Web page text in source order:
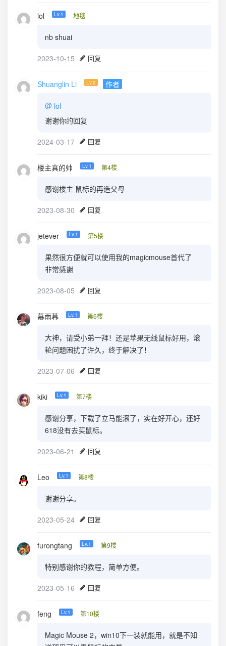
lol Lv.1 地毯
nb shuai
2023-10-15 回复
Shuanglin Li Lv.2 作者
@ lol
谢谢你的回复
2024-03-17 回复
楼主真的帅 Lv.1 第4楼
感谢楼主 鼠标的再造父母
2023-08-30 回复
jetever Lv.1 第5楼
果然很方便就可以使用我的magicmouse首代了
非常感谢
2023-08-05 回复
慕雨暮 Lv.1 第6楼
大神，请受小弟一拜！还是苹果无线鼠标好用，滚
轮问题困扰了许久，终于解决了！
2023-07-06 回复
kiki Lv.1 第7楼
感谢分享，下载了立马能滚了，实在好开心，还好
618没有去买鼠标。
2023-06-21 回复
Leo Lv.1 第8楼
谢谢分享。
2023-05-24 回复
furongtang Lv.1 第9楼
特别感谢你的教程，简单方便。
2023-05-16 回复
feng Lv.1 第10楼
Magic Mouse 2，win10下一装就能用，就是不知